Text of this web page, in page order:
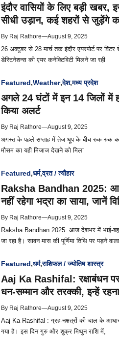
इंदौर वासियों के लिए बड़ी खबर,
सीधी उड़ान, कई शहरों से जुड़ेंगे
By Raj Rathore—August 9, 2025
26 अक्टूबर से 28 मार्च तक इंदौर एयरपोर्ट पर
डेस्टिनेशन्स की एयर कनेक्टिविटी मिलने जा रही
Featured,Weather,देश,मध्य प्रदेश
अगले 24 घंटों में इन 14 जिलों में
किया अलर्ट
By Raj Rathore—August 9, 2025
अगस्त के पहले सप्ताह में तेज धूप के बीच रुक-रुक
मौसम का यही मिजाज देखने को मिला
Featured,धर्म,व्रत / त्यौहार
Raksha Bandhan 2025: आज
नहीं रहेगा भद्रा का साया, जानें
By Raj Rathore—August 9, 2025
Raksha Bandhan 2025: आज देशभर में भाई-बहन
जा रहा है। सावन मास की पूर्णिमा तिथि पर पड़ने
Featured,धर्म,राशिफल / ज्योतिष शास्त्र
Aaj Ka Rashifal: रक्षाबंधन पर
धन-सम्मान और तरक्की, इन्हें
By Raj Rathore—August 9, 2025
Aaj Ka Rashifal : ग्रह-नक्षत्रों की चाल के
गया है। इस दिन गुरु और शुक्र मिथुन राशि में,